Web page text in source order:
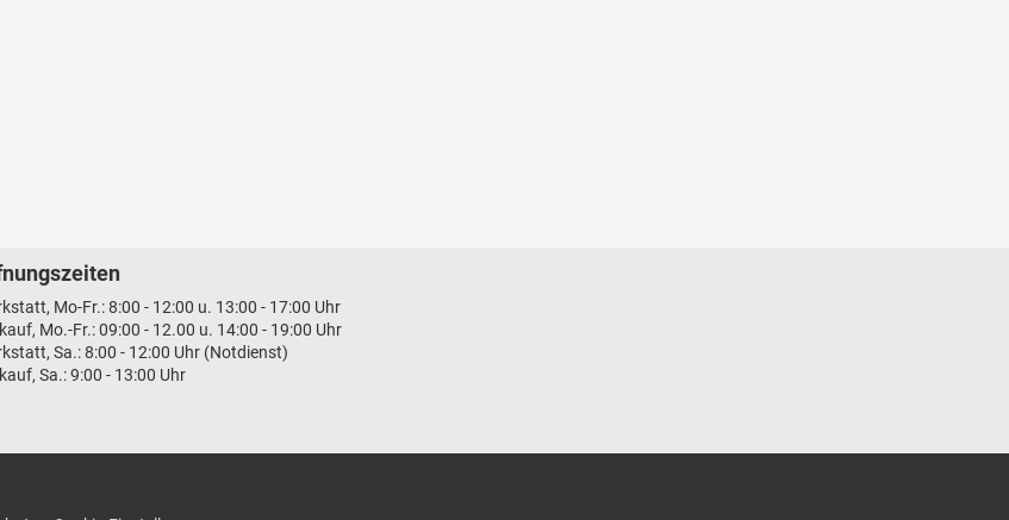
Mo-Fr.: 8:00 - 12:00 u. 13:00 - 17:00 Uhr
Mo.-Fr.: 09:00 - 12.00 u. 14:00 - 19:00 Uhr
Sa.: 8:00 - 12:00 Uhr (Notdienst)
Sa.: 9:00 - 13:00 Uhr